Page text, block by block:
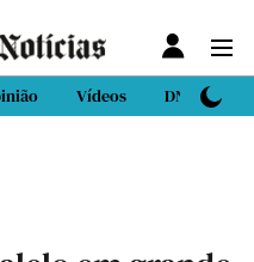
Vídeos DN Sport